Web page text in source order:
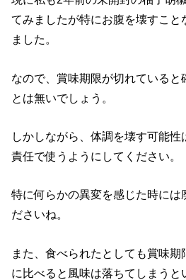
てみましたが特にお腹を壊すこと
ました。
なので、賞味期限が切れていると
とは無いでしょう。
しかしながら、体調を壊す可能性
責任で使うようにしてください。
特に何らかの異変を感じた時には
ださいね。
また、食べられたとしても賞味
に比べると風味は落ちてしまうと